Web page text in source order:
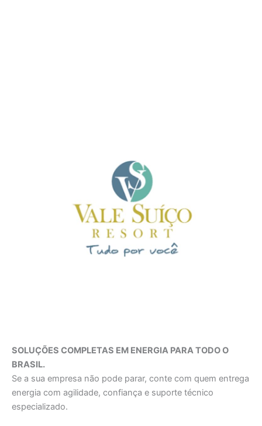
SOLUÇÕES COMPLETAS EM ENERGIA PARA TODO O
BRASIL.
Se a sua empresa não pode parar, conte com quem entrega
energia com agilidade, confiança e suporte técnico
especializado.